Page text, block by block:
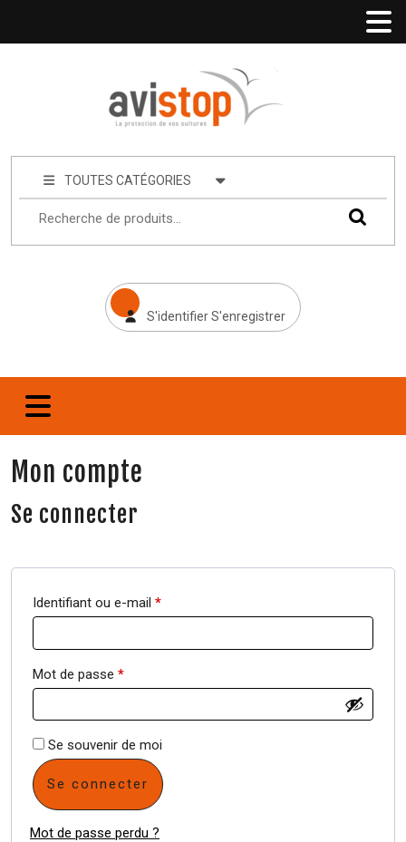
TOUTES CATÉGORIES
S'identifier S'enregistrer
Mon compte
Se connecter
Identifiant ou e-mail *
Mot de passe *
Se souvenir de moi
Se connecter
Mot de passe perdu ?